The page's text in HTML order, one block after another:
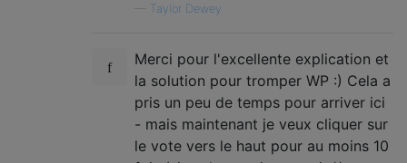
Taylor Dewey
Merci pour l'excellente explication et
la solution pour tromper WP :) Cela a
pris un peu de temps pour arriver ici
- mais maintenant je veux cliquer sur
le vote vers le haut pour au moins 10